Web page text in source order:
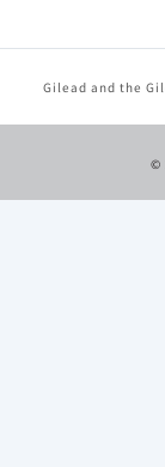
Gilead and the
©